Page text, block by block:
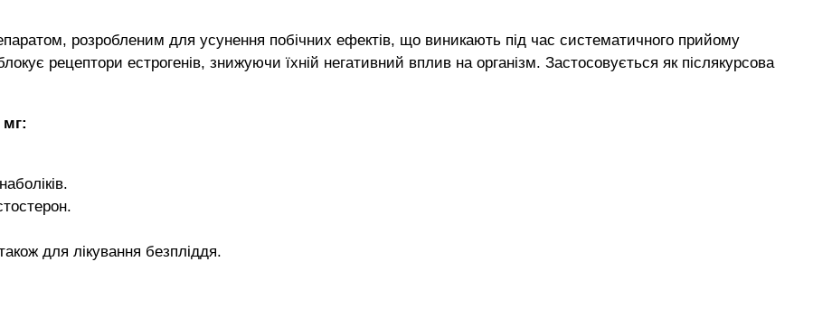
розробленим для усунення побічних ефектів, що виникають під час систематичного прийому
рецептори естрогенів, знижуючи їхній негативний вплив на організм. Застосовується як післякурсова
мг:
для лікування безпліддя.